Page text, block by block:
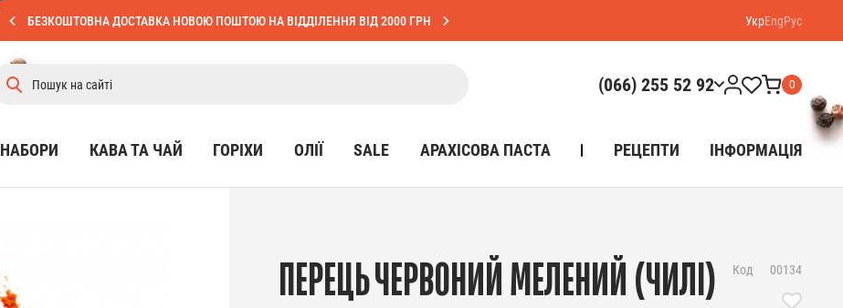
БЕЗКОШТОВНА ДОСТАВКА НОВОЮ ПОШТОЮ НА ВІДДІЛЕННЯ ВІД 2000 ГРН УкрEngРус
(066) 255 52 92 0
НАБОРИ КАВА ТА ЧАЙ ГОРІХИ ОЛІЇ SALE АРАХІСОВА ПАСТА РЕЦЕПТИ ІНФОРМАЦІЯ
ПЕРЕЦЬ ЧЕРВОНИЙ МЕЛЕНИЙ (ЧИЛІ) Код 00134